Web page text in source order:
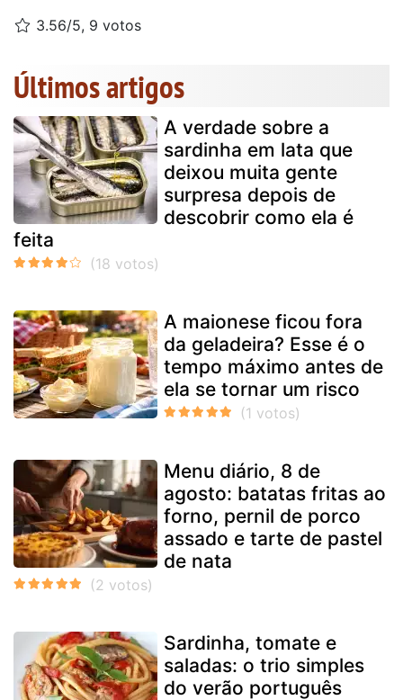
3.56/5, 9 votos
Últimos artigos
A verdade sobre a
sardinha em lata que
deixou muita gente
surpresa depois de
descobrir como ela é
feita
A maionese ficou fora
da geladeira? Esse é o
tempo máximo antes de
ela se tornar um risco
Menu diário, 8 de
agosto: batatas fritas ao
forno, pernil de porco
assado e tarte de pastel
de nata
Sardinha, tomate e
saladas: o trio simples
do verão português